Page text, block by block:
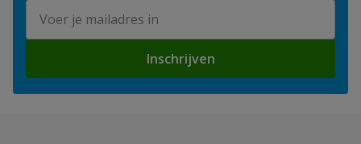
Inschrijven